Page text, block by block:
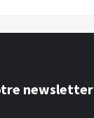
newsletter